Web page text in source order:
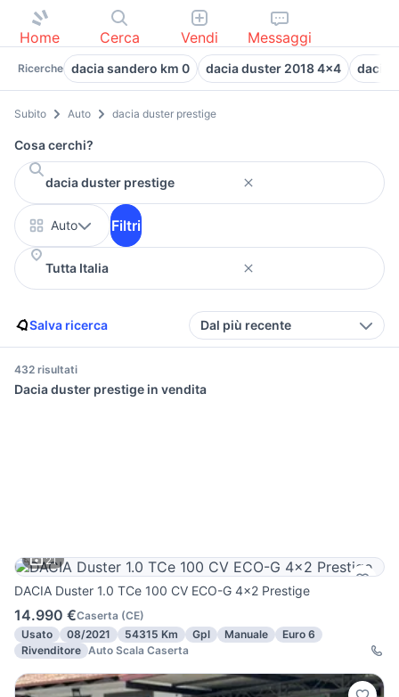
Home Cerca Vendi Messaggi
Ricerche dacia sandero km 0 dacia duster 2018 4x4 dacia
Subito Auto dacia duster prestige
Cosa cerchi?
Auto Filtri
Salva ricerca Dal più recente
432 risultati
Dacia duster prestige in vendita
21
DACIA Duster 1.0 TCe 100 CV ECO-G 4x2 Prestige
14.990 €Caserta (CE)
Usato
08/2021 54315 Km Gpl Manuale
Euro 6
Rivenditore Auto Scala Caserta